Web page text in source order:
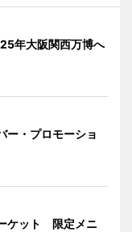
年大阪関西万博へ
ー・プロモーショ
ケット 限定メニ